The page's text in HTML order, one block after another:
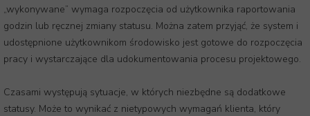
„wykonywane” wymaga rozpoczęcia od użytkownika raportowania
godzin lub ręcznej zmiany statusu. Można zatem przyjąć, że system i
udostępnione użytkownikom środowisko jest gotowe do rozpoczęcia
pracy i wystarczające dla udokumentowania procesu projektowego.
Czasami występują sytuacje, w których niezbędne są dodatkowe
statusy. Może to wynikać z nietypowych wymagań klienta, który